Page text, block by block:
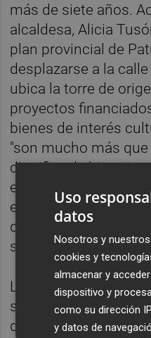
más de siete años.
alcaldesa, Alicia
plan provincial de
desplazarse a la
ubica la torre de
proyectos
bienes de interés
"son mucho más
dignificar la historia
estas obras van a
económica y un
que, en el caso de la
supondrá que pueda
La alcaldesa, por su
satisfacción por una
que permitirá
Uso
datos
Nosotros y
cookies y
almacenar y
dispositivo y
como su dirección
y datos de